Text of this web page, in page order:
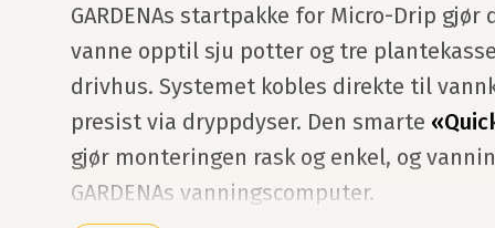
GARDENAs startpakke for Micro-Drip
vanne opptil sju potter og tre
drivhus. Systemet kobles direkte til
presist via dryppdyser. Den smarte
gjør monteringen rask og enkel, og
GARDENAs vanningscomputer.